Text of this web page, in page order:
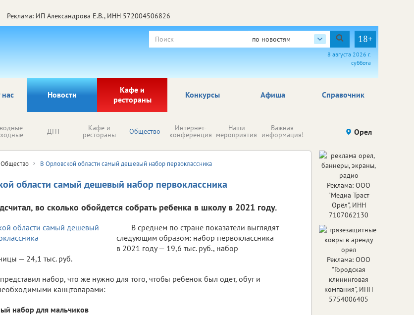
Реклама: ИП Александрова Е.В., ИНН 572004506826
по новостям 18+
8 августа 2026 г.
суббота
нас Новости
Кафе и
рестораны
Афиша Справочник
Конкурсы
ДТП Кафе и
рестораны Общество Интернет-
конференция
Наши
мероприятия
Важная
информация! Происшествия Здоровье
Орел
Общество В Орловской области самый дешевый набор первоклассника
области самый дешевый набор первоклассника
во сколько обойдется собрать ребенка в школу в 2021 году.
В среднем по стране показатели выглядят
следующим образом: набор первоклассника
в 2021 году — 19,6 тыс. руб., набор
— 24,1 тыс. руб.
представил набор, что же нужно для того, чтобы ребенок был одет, обут и
канцтоварами:
набор для мальчиков
Реклама: ООО
"Медиа Траст
Орёл", ИНН
7107062130
Реклама: ООО
"Городская
клининговая
компания", ИНН
5754006405